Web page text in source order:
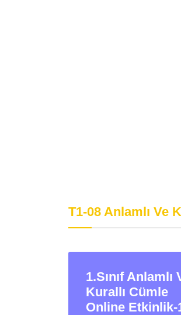
T1-08 Anlamlı Ve
1.Sınıf Anlamlı
Kurallı Cümle
Online Etkinlik-